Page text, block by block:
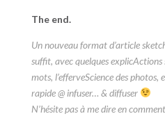
The end.
Un nouveau format d’article
suffit, avec quelques explicActions
mots, l’efferveScience des
rapide @ infuser… & diffuser
N’hésite pas à me dire en